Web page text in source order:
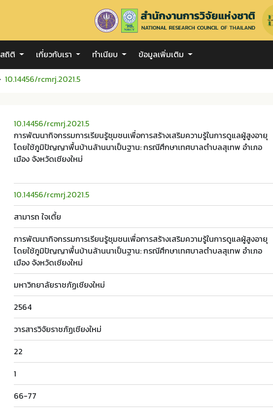
สถิติ เกี่ยวกับเรา ทำเนียบ ข้อมูลเพิ่มเติม
10.14456/rcmrj.2021.5
10.14456/rcmrj.2021.5
การพัฒนากิจกรรมการเรียนรู้ชุมชนเพื่อการสร้างเสริมความรู้ในการดูแลผู้สูงอายุ
โดยใช้ภูมิปัญญาพื้นบ้านล้านนาเป็นฐาน: กรณีศึกษาเทศบาลตำบลสุเทพ อำเภอ
เมือง จังหวัดเชียงใหม่
10.14456/rcmrj.2021.5
สามารถ ใจเตี้ย
การพัฒนากิจกรรมการเรียนรู้ชุมชนเพื่อการสร้างเสริมความรู้ในการดูแลผู้สูงอายุ
โดยใช้ภูมิปัญญาพื้นบ้านล้านนาเป็นฐาน: กรณีศึกษาเทศบาลตำบลสุเทพ อำเภอ
เมือง จังหวัดเชียงใหม่
มหาวิทยาลัยราชภัฏเชียงใหม่
2564
วารสารวิจัยราชภัฏเชียงใหม่
22
1
66-77